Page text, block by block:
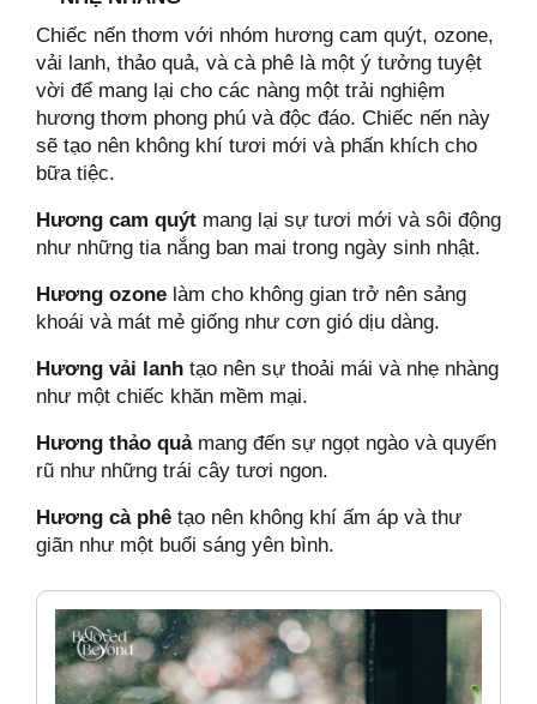
Chiếc nến thơm với nhóm hương cam quýt, ozone,
vải lanh, thảo quả, và cà phê là một ý tưởng tuyệt
vời để mang lại cho các nàng một trải nghiệm
hương thơm phong phú và độc đáo. Chiếc nến này
sẽ tạo nên không khí tươi mới và phấn khích cho
bữa tiệc.
Hương cam quýt mang lại sự tươi mới và sôi động
như những tia nắng ban mai trong ngày sinh nhật.
Hương ozone làm cho không gian trở nên sảng
khoái và mát mẻ giống như cơn gió dịu dàng.
Hương vải lanh tạo nên sự thoải mái và nhẹ nhàng
như một chiếc khăn mềm mại.
Hương thảo quảmang đến sự ngọt ngào và quyến
rũ như những trái cây tươi ngon.
Hương cà phê tạo nên không khí ấm áp và thư
giãn như một buổi sáng yên bình.